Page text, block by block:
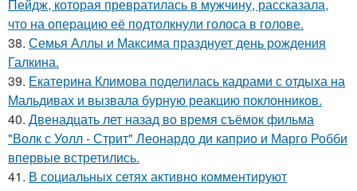
Пейдж, которая превратилась в мужчину, рассказала,
что на операцию её подтолкнули голоса в голове.
38. Семья Аллы и Максима празднует день рождения
Галкина.
39. Екатерина Климова поделилась кадрами с отдыха на
Мальдивах и вызвала бурную реакцию поклонников.
40. Двенадцать лет назад во время съёмок фильма
"Волк с Уолл - Стрит" Леонардо ди каприо и Марго Робби
впервые встретились.
41. В социальных сетях активно комментируют